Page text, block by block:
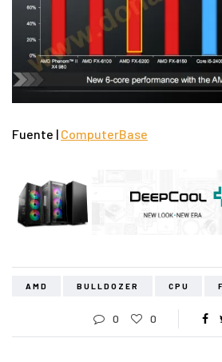
Fuente | ComputerBase
AMD BULLDOZER CPU
0 0